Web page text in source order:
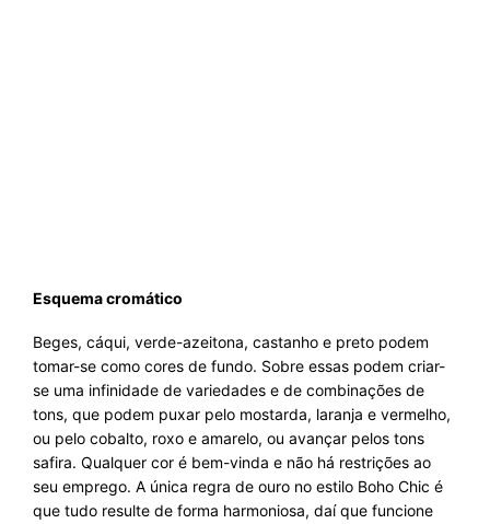
Esquema cromático
Beges, cáqui, verde-azeitona, castanho e preto podem
tomar-se como cores de fundo. Sobre essas podem criar-
se uma infinidade de variedades e de combinações de
tons, que podem puxar pelo mostarda, laranja e vermelho,
ou pelo cobalto, roxo e amarelo, ou avançar pelos tons
safira. Qualquer cor é bem-vinda e não há restrições ao
seu emprego. A única regra de ouro no estilo Boho Chic é
que tudo resulte de forma harmoniosa, daí que funcione